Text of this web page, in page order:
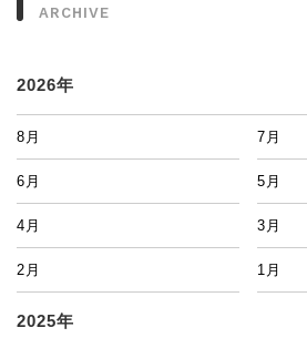
ARCHIVE
2026年
8月 7月
6月 5月
4月 3月
2月 1月
2025年